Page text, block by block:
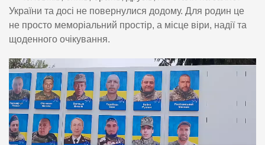
України та досі не повернулися додому. Для родин це
не просто меморіальний простір, а місце віри, надії та
щоденного очікування.